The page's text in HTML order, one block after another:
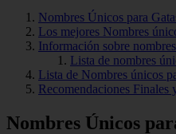
Nombres Únicos para
Los mejores Nombres
Información sobre
Lista de nombres
Lista de Nombres únicos
Recomendaciones Finales
Nombres Únicos